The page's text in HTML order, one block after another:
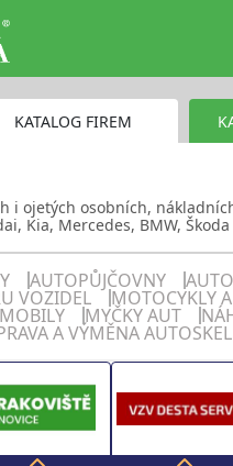
KATALOG FIREM
i ojetých osobních,
Kia, Mercedes, BMW,
AUTOPŮJČOVNY
VOZIDEL MOTOCYKLY
MYČKY AUT
A VÝMĚNA AUTOSKEL